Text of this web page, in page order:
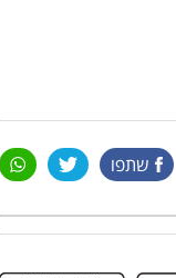
שתפו